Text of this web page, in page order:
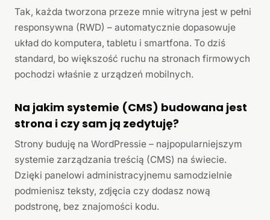
Tak, każda tworzona przeze mnie witryna jest w pełni
responsywna (RWD) – automatycznie dopasowuje
układ do komputera, tabletu i smartfona. To dziś
standard, bo większość ruchu na stronach firmowych
pochodzi właśnie z urządzeń mobilnych.
Na jakim systemie (CMS) budowana jest
strona i czy sam ją zedytuję?
Strony buduję na WordPressie – najpopularniejszym
systemie zarządzania treścią (CMS) na świecie.
Dzięki panelowi administracyjnemu samodzielnie
podmienisz teksty, zdjęcia czy dodasz nową
podstronę, bez znajomości kodu.